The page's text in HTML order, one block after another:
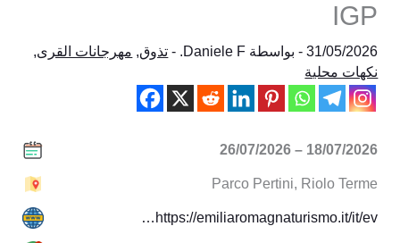
IGP
31/05/2026 - بواسطة Daniele F.
- تذوق, مهرجانات القرى,
نكهات محلية
18/07/2026 – 26/07/2026
Parco Pertini, Riolo Terme
https://emiliaromagnaturismo.it/it/ev…